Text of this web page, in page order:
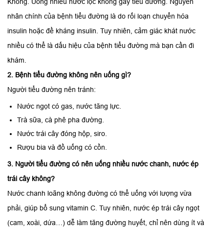
nhân chính của bệnh tiểu đường là do rối loạn chuyển hóa
insulin hoặc đề kháng insulin. Tuy nhiên, cảm giác khát nước
nhiều có thể là dấu hiệu của bệnh tiểu đường mà bạn cần đi
khám.
2. Bệnh tiểu đường không nên uống gì?
Người tiểu đường nên tránh:
Nước ngọt có gas, nước tăng lực.
Trà sữa, cà phê pha đường.
Nước trái cây đóng hộp, siro.
Rượu bia và đồ uống có cồn.
3. Người tiểu đường có nên uống nhiều nước chanh, nước ép
trái cây không?
Nước chanh loãng không đường có thể uống với lượng vừa
phải, giúp bổ sung vitamin C. Tuy nhiên, nước ép trái cây ngọt
(cam, xoài, dứa…) dễ làm tăng đường huyết, chỉ nên dùng ít và